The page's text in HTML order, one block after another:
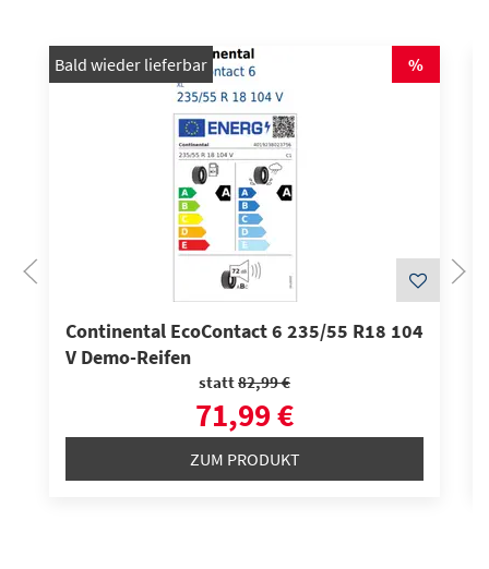
Bald wieder lieferbar %
Continental EcoContact 6 235/55 R18 104
V Demo-Reifen
statt82,99 €
71,99 €
ZUM PRODUKT